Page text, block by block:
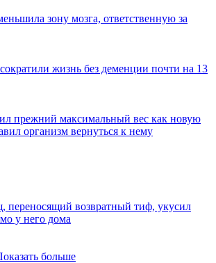
зону мозга, ответственную за
жизнь без деменции почти на 13
прежний максимальный вес как новую
организм вернуться к нему
переносящий возвратный тиф, укусил
у него дома
больше